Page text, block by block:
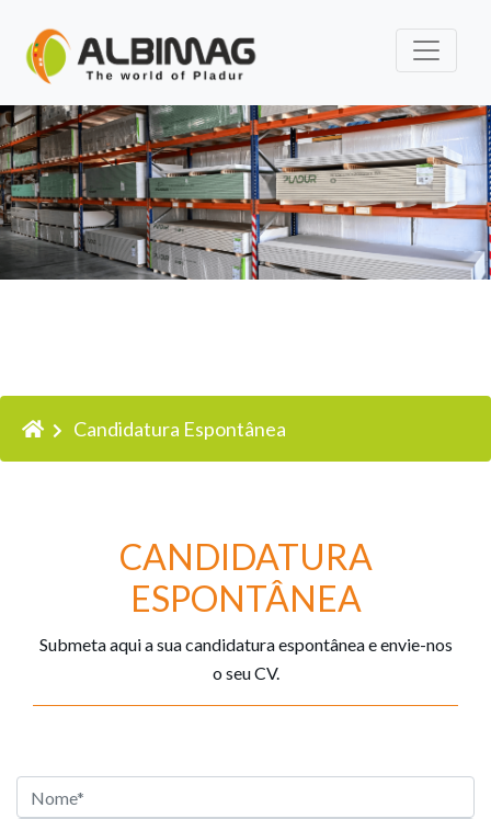
Candidatura
Espontânea
Candidatura Espontânea
CANDIDATURA
ESPONTÂNEA
Submeta aqui a sua candidatura espontânea e envie-nos
o seu CV.